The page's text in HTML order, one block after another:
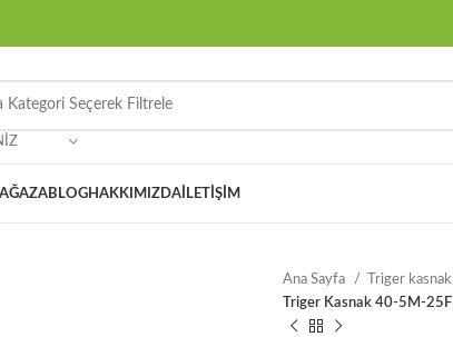
BLOGHAKKIMIZDA İLETIŞIM
Ana Sayfa Triger kasnak
Triger Kasnak 40-5M-25F